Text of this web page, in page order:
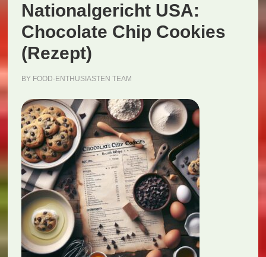
Nationalgericht USA:
Chocolate Chip Cookies
(Rezept)
BY FOOD-ENTHUSIASTEN TEAM